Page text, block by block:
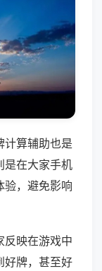
计算辅助也是
是在大家手机
验，避免影响
反映在游戏中
好牌，甚至好